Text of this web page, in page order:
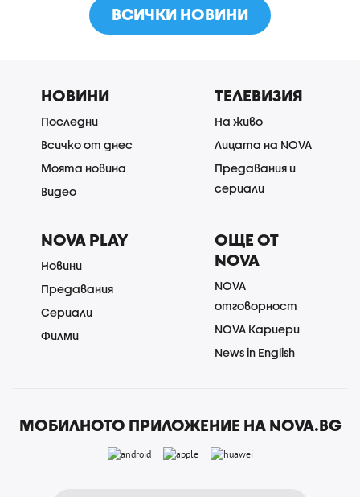
ВСИЧКИ НОВИНИ
НОВИНИ
Последни
Всичко от днес
Моята новина
Видео
ТЕЛЕВИЗИЯ
На живо
Лицата на NOVA
Предавания и
сериали
NOVA PLAY
Новини
Предавания
Сериали
Филми
ОЩЕ ОТ
NOVA
NOVA
отговорност
NOVA Кариери
News in English
МОБИЛНОТО ПРИЛОЖЕНИЕ НА NOVA.BG